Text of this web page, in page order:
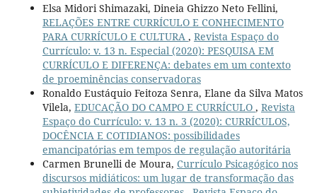
Elsa Midori Shimazaki, Dineia Ghizzo Neto Fellini,
RELAÇÕES ENTRE CURRÍCULO E CONHECIMENTO
PARA CURRÍCULO E CULTURA , Revista Espaço do
Currículo: v. 13 n. Especial (2020): PESQUISA EM
CURRÍCULO E DIFERENÇA: debates em um contexto
de proeminências conservadoras
Ronaldo Eustáquio Feitoza Senra, Elane da Silva Matos
Vilela, EDUCAÇÃO DO CAMPO E CURRÍCULO , Revista
Espaço do Currículo: v. 13 n. 3 (2020): CURRÍCULOS,
DOCÊNCIA E COTIDIANOS: possibilidades
emancipatórias em tempos de regulação autoritária
Carmen Brunelli de Moura, Currículo Psicagógico nos
discursos midiáticos: um lugar de transformação das